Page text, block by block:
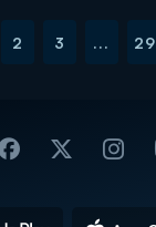
2 3 ... 29